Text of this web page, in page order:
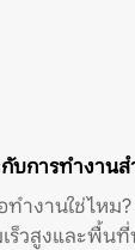
บการทำงาน
ทำงานใช่ไหม
ร็วสูงและพื้น